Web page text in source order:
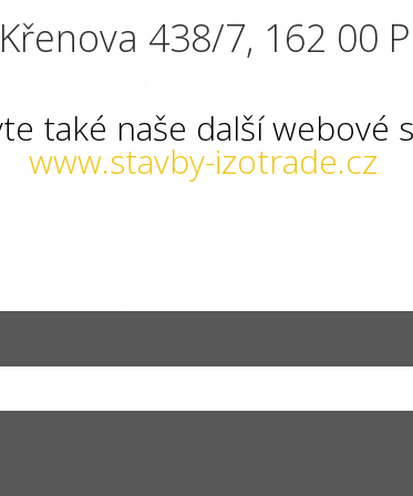
438/7, 162 00
také naše další webové
www.stavby-izotrade.cz